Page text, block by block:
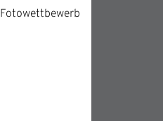
Fotowettbewerb